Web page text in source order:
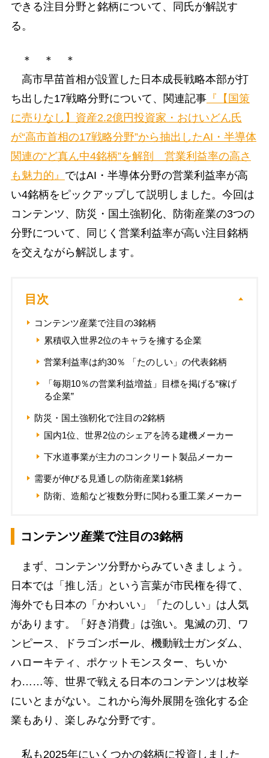
できる注目分野と銘柄について、同氏が解説す
る。
＊ ＊ ＊
高市早苗首相が設置した日本成長戦略本部が打
ち出した17戦略分野について、関連記事『【国策
に売りなし】資産2.2億円投資家・おけいどん氏
が“高市首相の17戦略分野”から抽出したAI・半導体
関連の“ど真ん中4銘柄”を解剖 営業利益率の高さ
も魅力的』 ではAI・半導体分野の営業利益率が高
い4銘柄をピックアップして説明しました。今回は
コンテンツ、防災・国土強靭化、防衛産業の3つの
分野について、同じく営業利益率が高い注目銘柄
を交えながら解説します。
目次
コンテンツ産業で注目の3銘柄
累積収入世界2位のキャラを擁する企業
営業利益率は約30％ 「たのしい」の代表銘柄
「毎期10％の営業利益増益」目標を掲げる“稼げ
る企業”
防災・国土強靭化で注目の2銘柄
国内1位、世界2位のシェアを誇る建機メーカー
下水道事業が主力のコンクリート製品メーカー
需要が伸びる見通しの防衛産業1銘柄
防衛、造船など複数分野に関わる重工業メーカー
コンテンツ産業で注目の3銘柄
まず、コンテンツ分野からみていきましょう。
日本では「推し活」という言葉が市民権を得て、
海外でも日本の「かわいい」「たのしい」は人気
があります。「好き消費」は強い。鬼滅の刃、ワ
ンピース、ドラゴンボール、機動戦士ガンダム、
ハローキティ、ポケットモンスター、ちいか
わ……等、世界で戦える日本のコンテンツは枚挙
にいとまがない。これから海外展開を強化する企
業もあり、楽しみな分野です。
私も2025年にいくつかの銘柄に投資しました